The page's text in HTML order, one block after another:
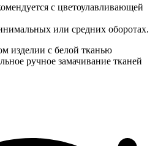
с цветоулавливающей
или средних оборотах.
изделии с белой тканью
ручное замачивание тканей